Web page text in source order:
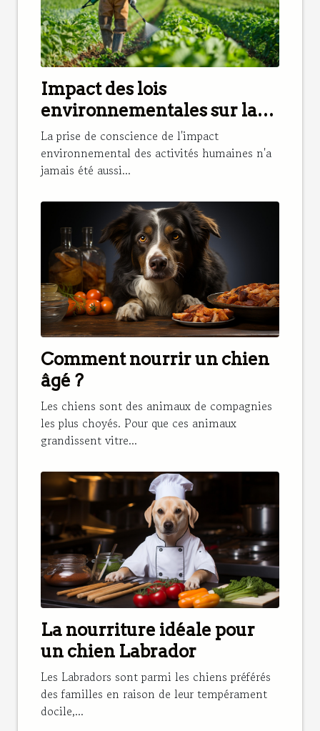
Impact des lois
environnementales sur la
réduction des pesticides
La prise de conscience de l'impact
environnemental des activités humaines n'a
jamais été aussi...
Comment nourrir un chien
âgé ?
Les chiens sont des animaux de compagnies
les plus choyés. Pour que ces animaux
grandissent vitre...
La nourriture idéale pour
un chien Labrador
Les Labradors sont parmi les chiens préférés
des familles en raison de leur tempérament
docile,...